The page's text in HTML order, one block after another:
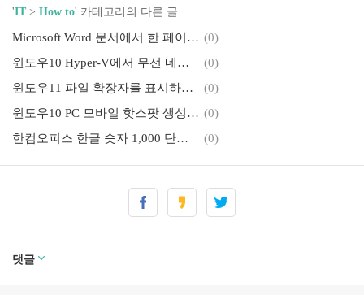
'IT> How to' 카테고리의 다른 글
Microsoft Word 문서에서 한 페이지만 가로로 만드는 방법 (0)
윈도우10 Hyper-V에서 무선 네트워크(Wi-Fi) 사용하는 방법
(0)
윈도우11 파일 확장자를 표시하는 방법 (파일 탐색기 및 폴더 옵션)
(0)
윈도우10 PC 모바일 핫스팟 생성 방법 (Wi-Fi Hotspot) (0)
한컴오피스 한글 숫자 1,000 단위 구분 쉼표 넣기
(0)
윈도우11 시스템 제품 이름, OEM 변경하는 방법 (Windows Product Name)
(0)
윈도우11 메모장 다크 모드 활성화하는 방법
(3)
윈도우11 Hyper-V 등 가상화 환경에서 둥근 모서리 강제 적용
(0)
댓글